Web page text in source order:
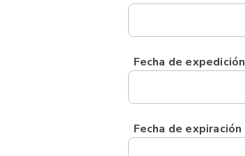
Fecha de expedición
Fecha de expiración